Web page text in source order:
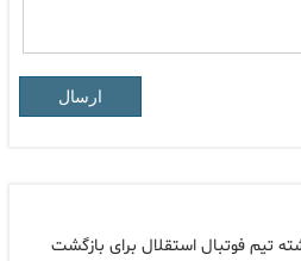
ارسال
تیم فوتبال استقلال برای بازگشت